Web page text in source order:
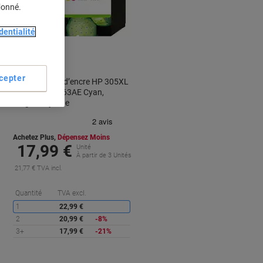
Économies
Cadeau
gratuit
Cartouche jet d’encre HP 305XL
D'origine 3YM63AE Cyan,
magenta, jaune
Achetez Plus, Dépensez Moins
17,99 €
Unité
À partir de 3 Unités
21,77 € TVA incl.
Quantité TVA excl.
1
22,99 €
2
20,99 €
-8%
3+
17,99 € -21%